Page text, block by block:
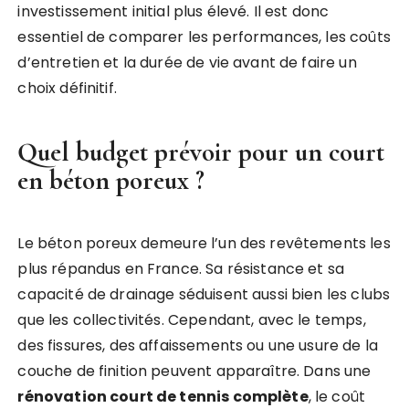
investissement initial plus élevé. Il est donc
essentiel de comparer les performances, les coûts
d’entretien et la durée de vie avant de faire un
choix définitif.
Quel budget prévoir pour un court
en béton poreux ?
Le béton poreux demeure l’un des revêtements les
plus répandus en France. Sa résistance et sa
capacité de drainage séduisent aussi bien les clubs
que les collectivités. Cependant, avec le temps,
des fissures, des affaissements ou une usure de la
couche de finition peuvent apparaître. Dans une
rénovation court de tennis complète, le coût